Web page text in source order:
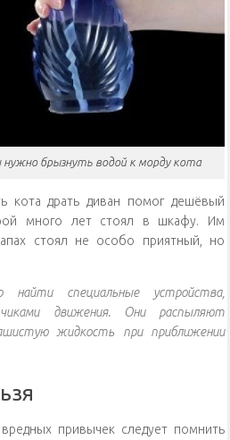
брызнуть водой к морду кота
кота драть диван помог дешёвый
много лет стоял в шкафу. Им
стоял не особо приятный, но
специальные устройства,
движения. Они распыляют
жидкость при приближении
привычек следует помнить